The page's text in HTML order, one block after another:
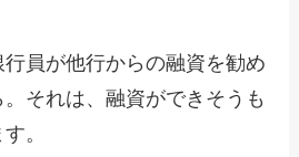
員が他行からの融資を勧め
それは、融資ができそうも
。